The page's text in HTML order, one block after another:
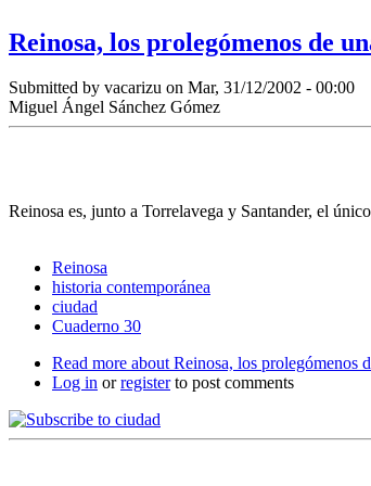
Reinosa, los prolegómenos de
Submitted by vacarizu on Mar, 31/12/2002 - 00:00
Miguel Ángel Sánchez Gómez
Reinosa es, junto a Torrelavega y Santander, el
Reinosa
historia contemporánea
ciudad
Cuaderno 30
Read more about Reinosa, los prolegómenos
Log in orregisterto post comments